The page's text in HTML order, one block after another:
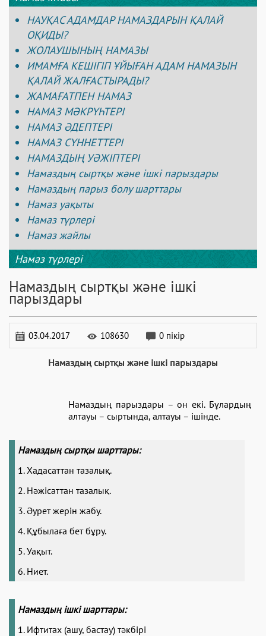
НАУҚАС АДАМДАР НАМАЗДАРЫН ҚАЛАЙ
ОҚИДЫ?
ЖОЛАУШЫНЫҢ НАМАЗЫ
ИМАМҒА КЕШІГІП ҰЙЫҒАН АДАМ НАМАЗЫН
ҚАЛАЙ ЖАЛҒАСТЫРАДЫ?
ЖАМАҒАТПЕН НАМАЗ
НАМАЗ МӘКРҮҺТЕРІ
НАМАЗ ӘДЕПТЕРІ
НАМАЗ СҮННЕТТЕРІ
НАМАЗДЫҢ УӘЖІПТЕРІ
Намаздың сыртқы және ішкі парыздары
Намаздың парыз болу шарттары
Намаз уақыты
Намаз түрлері
Намаз жайлы
Намаз түрлері
Намаздың сыртқы және ішкі
парыздары
03.04.2017 108630 0 пікір
Намаздың сыртқы және ішкі парыздары
Намаздың парыздары – он екі. Бұлардың
алтауы – сыртында, алтауы – ішінде.
Намаздыңсыртқы шарттары:
1. Хадасаттан тазалық.
2. Нәжісаттан тазалық.
3. Әурет жерін жабу.
4. Құбылаға бет бұру.
5. Уақыт.
6. Ниет.
Намаздың ішкі шарттары:
1. Ифтитах (ашу, бастау) тәкбірі